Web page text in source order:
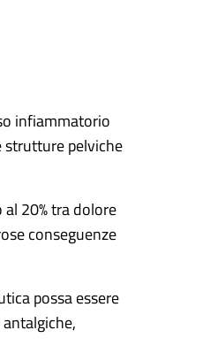
infiammatorio
strutture pelviche
20% tra dolore
conseguenze
possa essere